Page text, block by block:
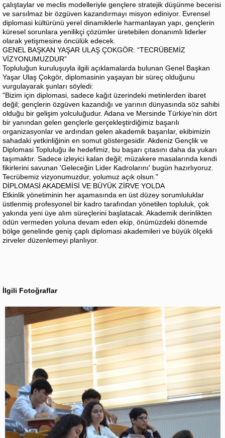
çalıştaylar ve meclis modelleriyle gençlere stratejik düşünme becerisi
ve sarsılmaz bir özgüven kazandırmayı misyon ediniyor. Evrensel
diplomasi kültürünü yerel dinamiklerle harmanlayan yapı, gençlerin
küresel sorunlara yenilikçi çözümler üretebilen donanımlı liderler
olarak yetişmesine öncülük edecek.
GENEL BAŞKAN YAŞAR ULAŞ ÇOKGÖR: “TECRÜBEMİZ
VİZYONUMUZDUR”
Topluluğun kuruluşuyla ilgili açıklamalarda bulunan Genel Başkan
Yaşar Ulaş Çokgör, diplomasinin yaşayan bir süreç olduğunu
vurgulayarak şunları söyledi:
"Bizim için diplomasi, sadece kağıt üzerindeki metinlerden ibaret
değil; gençlerin özgüven kazandığı ve yarının dünyasında söz sahibi
olduğu bir gelişim yolculuğudur. Adana ve Mersinde Türkiye’nin dört
bir yanından gelen gençlerle gerçekleştirdiğimiz başarılı
organizasyonlar ve ardından gelen akademik başarılar, ekibimizin
sahadaki yetkinliğinin en somut göstergesidir. Akdeniz Gençlik ve
Diplomasi Topluluğu ile hedefimiz, bu başarı çıtasını daha da yukarı
taşımaktır. Sadece izleyici kalan değil; müzakere masalarında kendi
fikirlerini savunan 'Geleceğin Lider Kadrolarını' bugün hazırlıyoruz.
Tecrübemiz vizyonumuzdur, yolumuz açık olsun."
DİPLOMASİ AKADEMİSİ VE BÜYÜK ZİRVE YOLDA
Etkinlik yönetiminin her aşamasında en üst düzey sorumluluklar
üstlenmiş profesyonel bir kadro tarafından yönetilen topluluk, çok
yakında yeni üye alım süreçlerini başlatacak. Akademik derinlikten
ödün vermeden yoluna devam eden ekip, önümüzdeki dönemde
bölge genelinde geniş çaplı diplomasi akademileri ve büyük ölçekli
zirveler düzenlemeyi planlıyor.
İlgili Fotoğraflar